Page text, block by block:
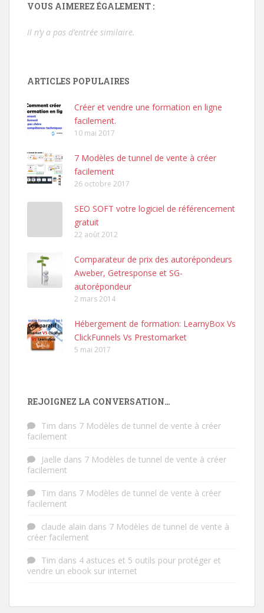
améliorer
VOUS AIMEREZ ÉGALEMENT :
Il n’y a pas d’entrée similaire.
ARTICLES POPULAIRES
Créer et vendre une formation en ligne
facilement.
10 mai 2017
7 Modèles de tunnel de vente à créer
facilement
26 octobre 2017
SEO SOFT votre logiciel de référencement
gratuit
22 août 2012
Comparateur de prix des autorépondeurs
Aweber, Getresponse et SG-
autorépondeur
2 mars 2014
Hébergement de formation: LearnyBox Vs
ClickFunnels Vs Prestomarket
5 mai 2017
REJOIGNEZ LA CONVERSATION…
Tim dans 7 Modèles de tunnel de vente à créer
facilement
Jaelle dans 7 Modèles de tunnel de vente à créer
facilement
Tim dans 7 Modèles de tunnel de vente à créer
facilement
claude alain dans 7 Modèles de tunnel de vente à
créer facilement
Tim dans 4 astuces et 5 outils pour protéger et
vendre un ebook sur internet